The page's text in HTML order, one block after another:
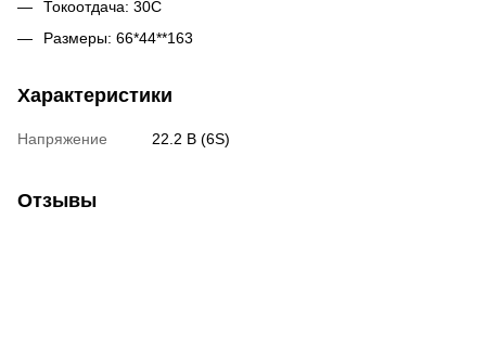
Токоотдача: 30С
Размеры: 66*44**163
Характеристики
Напряжение 22.2 В (6S)
Отзывы